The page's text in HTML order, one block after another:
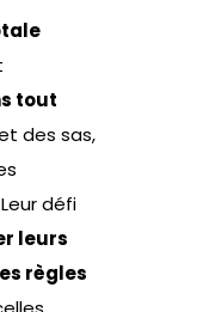
tout
des sas,
défi
leurs
règles